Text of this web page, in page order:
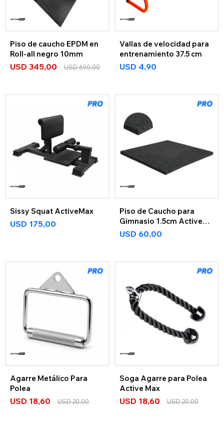
Piso de caucho EPDM en
Roll-all negro 10mm
USD 345,00 USD690,00
Vallas de velocidad para
entrenamiento 37.5 cm
USD 4,90
Sissy Squat ActiveMax
USD 175,00
Piso de Caucho para
Gimnasio 1.5cm Active
Max
USD 60,00
Agarre Metálico Para
Polea
USD 18,60 USD20,00
Soga Agarre para Polea
Active Max
USD 18,60 USD20,00